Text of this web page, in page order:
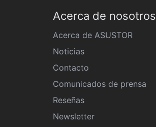
Acerca de nosotros
Acerca de ASUSTOR
Noticias
Contacto
Comunicados de prensa
Reseñas
Newsletter